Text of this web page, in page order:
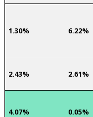
6.22%
1.30%
2.61%
2.43%
0.05%
4.07%